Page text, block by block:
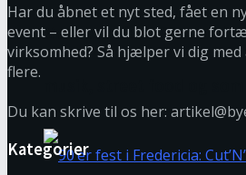
Marinaen Live 2025
Har du åbnet et nyt sted, fået en
event – eller vil du blot gerne
virksomhed? Så hjælper vi dig
flere.
Du kan skrive til os her:
Kategorier